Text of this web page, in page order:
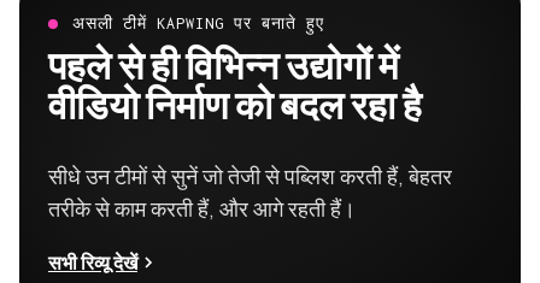
असली टीमें KAPWING पर बनाते हुए
पहले से ही विभिन्न उद्योगों में
वीडियो निर्माण को बदल रहा है
सीधे उन टीमों से सुनें जो तेजी से पब्लिश करती हैं, बेहतर
तरीके से काम करती हैं, और आगे रहती हैं।
सभी रिव्यू देखें